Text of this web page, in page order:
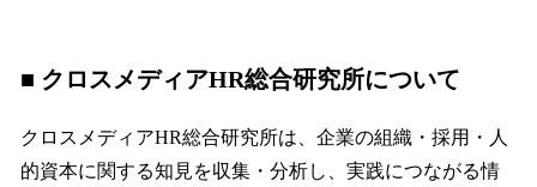
■ クロスメディアHR総合研究所について
クロスメディアHR総合研究所は、企業の組織・採用・人
的資本に関する知見を収集・分析し、実践につながる情